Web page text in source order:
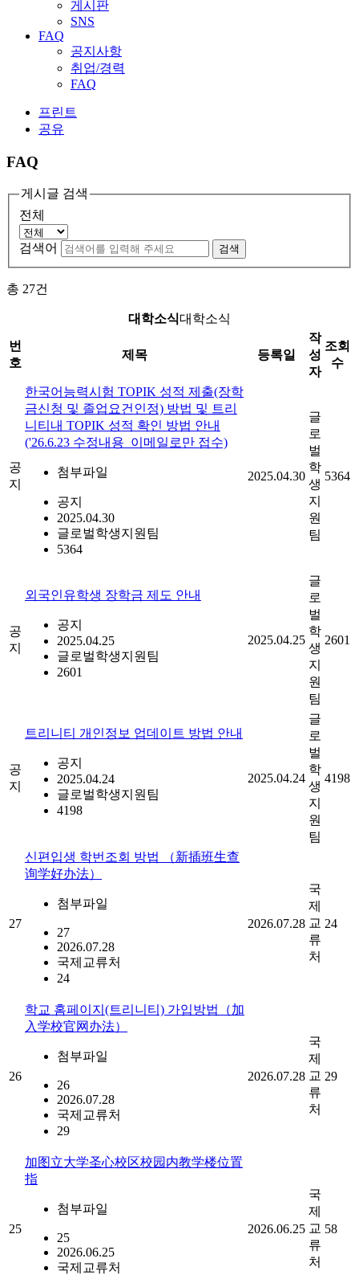
게시판
SNS
FAQ
공지사항
취업/경력
FAQ
프린트
공유
FAQ
게시글 검색
전체
검색어 검색
총 27건
대학소식대학소식
번
호
제목 등록일
작
성
자
조회
수
공
지
한국어능력시험 TOPIK 성적 제출(장학
금신청 및 졸업요건인정) 방법 및 트리
니티내 TOPIK 성적 확인 방법 안내
('26.6.23 수정내용_이메일로만 접수)
첨부파일
공지
2025.04.30
글로벌학생지원팀
5364
2025.04.30
글
로
벌
학
생
지
원
팀
5364
공
지
외국인유학생 장학금 제도 안내
공지
2025.04.25
글로벌학생지원팀
2601
2025.04.25
글
로
벌
학
생
지
원
팀
2601
공
지
트리니티 개인정보 업데이트 방법 안내
공지
2025.04.24
글로벌학생지원팀
4198
2025.04.24
글
로
벌
학
생
지
원
팀
4198
27
신편입생 학번조회 방법 （新插班生查
询学好办法）
첨부파일
27
2026.07.28
국제교류처
24
2026.07.28
국
제
교
류
처
24
26
학교 홈페이지(트리니티) 가입방법（加
入学校官网办法）
첨부파일
26
2026.07.28
국제교류처
29
2026.07.28
국
제
교
류
처
29
25
加图立大学圣心校区校园内教学楼位置
指
첨부파일
25
2026.06.25
국제교류처
2026.06.25
국
제
교
류
처
58